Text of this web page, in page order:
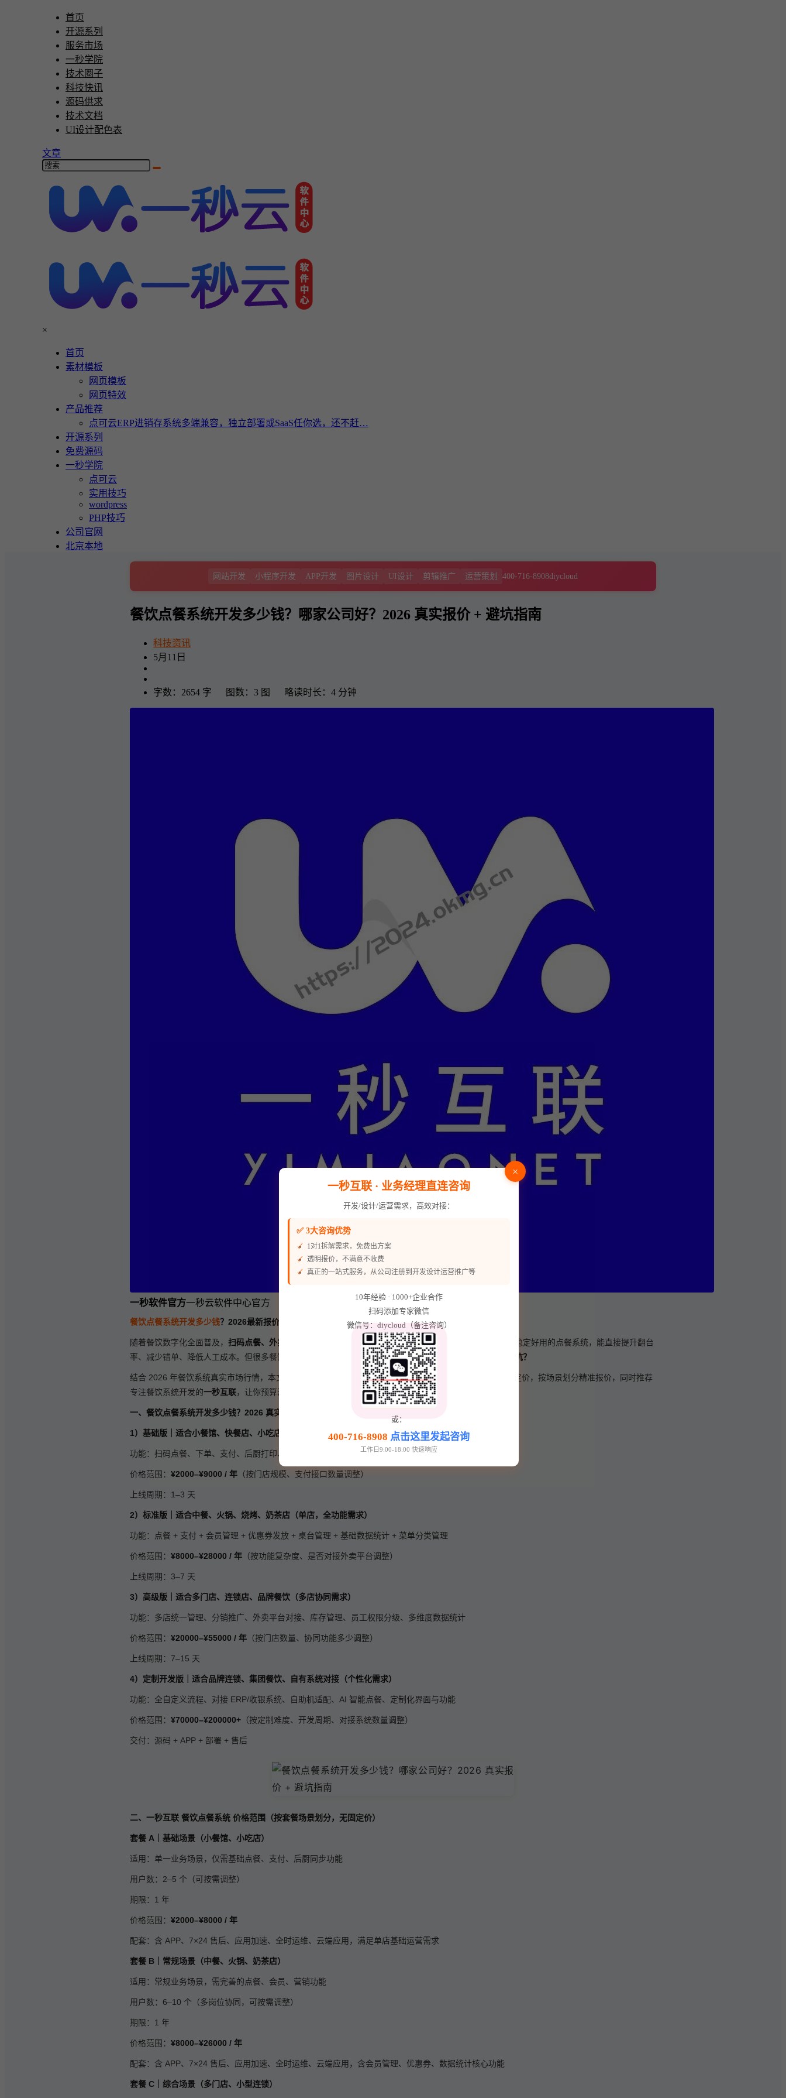
首页
开源系列
服务市场
一秒学院
技术圈子
科技快讯
源码供求
技术文档
UI设计配色表
文章
×
首页
素材模板
网页模板
网页特效
产品推荐
点可云ERP进销存系统多端兼容，独立部署或SaaS任你选，还不赶…
开源系列
免费源码
一秒学院
点可云
实用技巧
wordpress
PHP技巧
公司官网
北京本地
网站开发 小程序开发 APP开发 图片设计 UI设计 剪辑推广 运营策划 400-716-8908diycloud
餐饮点餐系统开发多少钱？哪家公司好？2026 真实报价 + 避坑指南
科技资讯
5月11日
字数：2654 字 图数：3 图 略读时长：4 分钟
一秒软件官方一秒云软件中心官方
餐饮点餐系统开发多少钱？2026最新报价+靠谱公司推荐｜一秒互联
随着餐饮数字化全面普及， 扫码点餐、外卖接单、会员营销、后厨打印、多门店管理已成为餐厅标配。一套稳定好用的点餐系统，能直接提升翻台
率、减少错单、降低人工成本。但很多餐饮老板最关心：
餐饮点餐系统开发到底多少钱？哪家公司靠谱不踩坑？
结合 2026 年餐饮系统真实市场行情，本文给你一份 完全透明、可直接参考的点餐系统价格范围，摒弃固定定价，按场景划分精准报价，同时推荐
专注餐饮系统开发的一秒互联，让你预算清晰、不被套路、快速上线。
一、餐饮点餐系统开发多少钱？2026 真实价格范围（按场景划分）
1）基础版｜适合小餐馆、快餐店、小吃店（单一门店，基础需求）
功能：扫码点餐、下单、支付、后厨打印、基础菜单管理（添加/修改/下架）
价格范围： ¥2000–¥9000 / 年 （按门店规模、支付接口数量调整）
上线周期：1–3 天
2）标准版｜适合中餐、火锅、烧烤、奶茶店（单店，全功能需求）
功能：点餐 + 支付 + 会员管理 + 优惠券发放 + 桌台管理 + 基础数据统计 + 菜单分类管理
价格范围： ¥8000–¥28000 / 年 （按功能复杂度、是否对接外卖平台调整）
上线周期：3–7 天
3）高级版｜适合多门店、连锁店、品牌餐饮（多店协同需求）
功能：多店统一管理、分销推广、外卖平台对接、库存管理、员工权限分级、多维度数据统计
价格范围： ¥20000–¥55000 / 年 （按门店数量、协同功能多少调整）
上线周期：7–15 天
4）定制开发版｜适合品牌连锁、集团餐饮、自有系统对接（个性化需求）
功能：全自定义流程、对接 ERP/收银系统、自助机适配、AI 智能点餐、定制化界面与功能
价格范围： ¥70000–¥200000+ （按定制难度、开发周期、对接系统数量调整）
交付：源码 + APP + 部署 + 售后
二、一秒互联 餐饮点餐系统 价格范围（按套餐场景划分，无固定价）
套餐 A｜基础场景（小餐馆、小吃店）
适用：单一业务场景，仅需基础点餐、支付、后厨同步功能
用户数：2–5 个（可按需调整）
期限：1 年
价格范围： ¥2000–¥8000 / 年
配套：含 APP、7×24 售后、应用加速、全时运维、云端应用，满足单店基础运营需求
套餐 B｜常规场景（中餐、火锅、奶茶店）
适用：常规业务场景，需完善的点餐、会员、营销功能
用户数：6–10 个（多岗位协同，可按需调整）
期限：1 年
价格范围： ¥8000–¥26000 / 年
配套：含 APP、7×24 售后、应用加速、全时运维、云端应用，含会员管理、优惠券、数据统计核心功能
套餐 C｜综合场景（多门店、小型连锁）
×
一秒互联 · 业务经理直连咨询
开发/设计/运营需求，高效对接：
✅ 3大咨询优势
1对1拆解需求，免费出方案
透明报价，不满意不收费
真正的一站式服务，从公司注册到开发设计运营推广等
10年经验 · 1000+企业合作
扫码添加专家微信
微信号：diycloud（备注咨询）
或：
400-716-8908 点击这里发起咨询
工作日9:00-18:00 快速响应